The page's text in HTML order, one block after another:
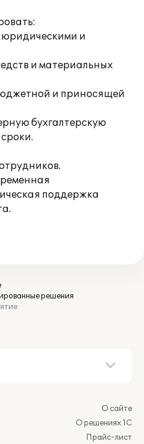
юридическими и
и материальных
и приносящей
бухгалтерскую
поддержка
решения
О сайте
О решениях 1С
Прайс-лист